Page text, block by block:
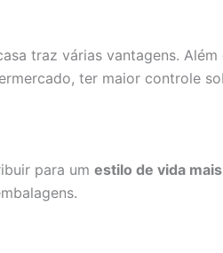
traz várias vantagens.
ter maior controle
para um estilo de vida